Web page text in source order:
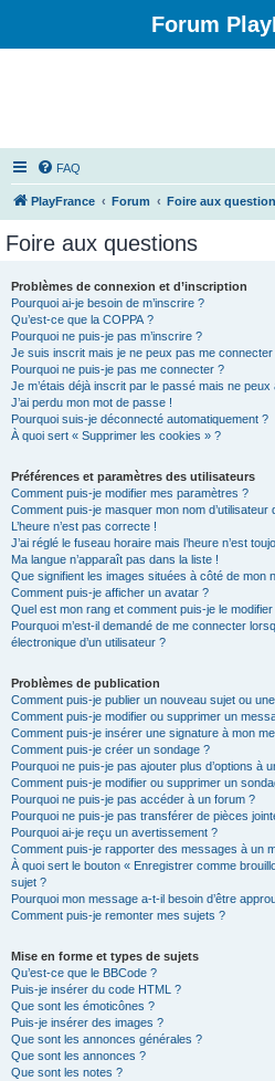
Forum
FAQ
PlayFrance Forum Foire aux
Foire aux questions
Problèmes de connexion et d’inscription
Pourquoi ai-je besoin de m’inscrire ?
Qu’est-ce que la COPPA ?
Pourquoi ne puis-je pas m’inscrire ?
Je suis inscrit mais je ne peux pas me connecter
Pourquoi ne puis-je pas me connecter ?
Je m’étais déjà inscrit par le passé mais ne
J’ai perdu mon mot de passe !
Pourquoi suis-je déconnecté automatiquement ?
À quoi sert « Supprimer les cookies » ?
Préférences et paramètres des utilisateurs
Comment puis-je modifier mes paramètres ?
Comment puis-je masquer mon nom
L’heure n’est pas correcte !
J’ai réglé le fuseau horaire mais l’heure n’est
Ma langue n’apparaît pas dans la liste !
Que signifient les images situées à côté de mon
Comment puis-je afficher un avatar ?
Quel est mon rang et comment puis-je le modifier
Pourquoi m’est-il demandé de me connecter
électronique d’un utilisateur ?
Problèmes de publication
Comment puis-je publier un nouveau sujet ou
Comment puis-je modifier ou supprimer un
Comment puis-je insérer une signature à mon
Comment puis-je créer un sondage ?
Pourquoi ne puis-je pas ajouter plus d’options à
Comment puis-je modifier ou supprimer un
Pourquoi ne puis-je pas accéder à un forum ?
Pourquoi ne puis-je pas transférer de pièces
Pourquoi ai-je reçu un avertissement ?
Comment puis-je rapporter des messages à un
À quoi sert le bouton « Enregistrer comme
sujet ?
Pourquoi mon message a-t-il besoin d’être
Comment puis-je remonter mes sujets ?
Mise en forme et types de sujets
Qu’est-ce que le BBCode ?
Puis-je insérer du code HTML ?
Que sont les émoticônes ?
Puis-je insérer des images ?
Que sont les annonces générales ?
Que sont les annonces ?
Que sont les notes ?